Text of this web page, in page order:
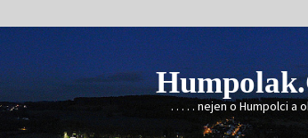
. . . . . nejen o Humpolci a